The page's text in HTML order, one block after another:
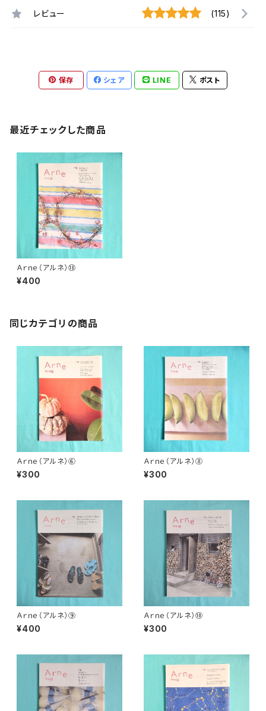
レビュー (115)
保存 シェア LINE ポスト
最近チェックした商品
Ａｒｎｅ（アルネ）⑱
¥400
同じカテゴリの商品
Ａｒｎｅ（アルネ）⑥
¥300
Ａｒｎｅ（アルネ）⑧
¥300
Ａｒｎｅ（アルネ）⑨
¥400
Ａｒｎｅ（アルネ）⑩
¥300